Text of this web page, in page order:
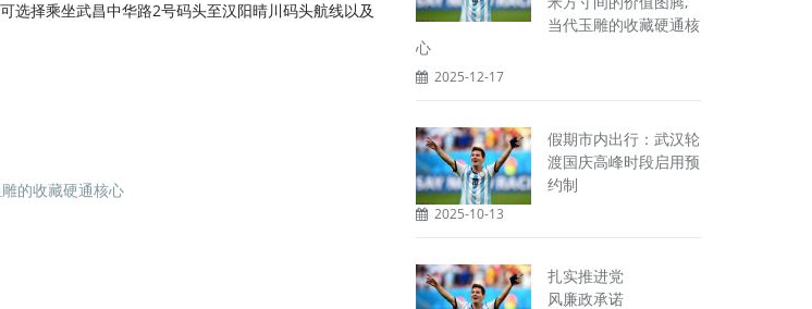
择乘坐武昌中华路2号码头至汉阳晴川码头航线以及
的收藏硬通核心
当代玉雕的收藏硬通核
心
2025-12-17
假期市内出行：武汉轮
渡国庆高峰时段启用预
约制
2025-10-13
扎实推进党
风廉政承诺